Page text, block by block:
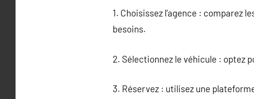
1. Choisissez l’agence : comparez
besoins.
2. Sélectionnez le véhicule : optez
3. Réservez : utilisez une